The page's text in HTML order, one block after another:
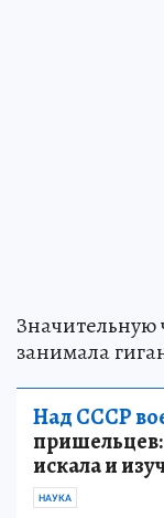
занимала
Над СССР
пришельцев:
искала и
НАУКА